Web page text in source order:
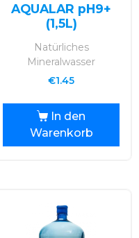
5.00
von 5
AQUALAR pH9+
(1,5L)
Natürliches
Mineralwasser
€1.45
In den
Warenkorb